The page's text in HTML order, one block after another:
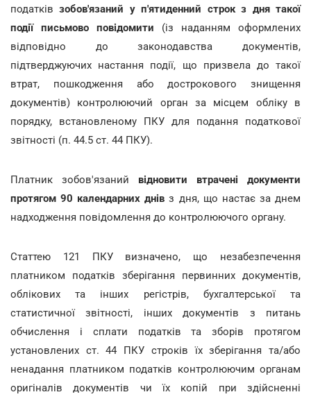
податківзобов'язаний у п'ятиденний строк з дня такої
події письмово повідомити (із наданням оформлених
відповідно до законодавства документів,
підтверджуючих настання події, що призвела до такої
втрат, пошкодження або дострокового знищення
документів) контролюючий орган за місцем обліку в
порядку, встановленому ПКУ для подання податкової
звітності (п. 44.5 ст. 44 ПКУ).
Платник зобов'язаний відновити втрачені документи
протягом 90 календарних днів з дня, що настає за днем
надходження повідомлення до контролюючого органу.
Статтею 121 ПКУ визначено, що незабезпечення
платником податків зберігання первинних документів,
облікових та інших регістрів, бухгалтерської та
статистичної звітності, інших документів з питань
обчислення і сплати податків та зборів протягом
установлених ст. 44 ПКУ строків їх зберігання та/або
ненадання платником податків контролюючим органам
оригіналів документів чи їх копій при здійсненні